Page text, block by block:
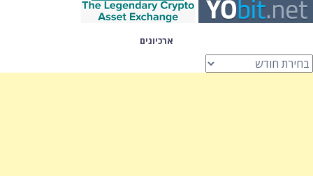
ארכיונים
ארכיונים